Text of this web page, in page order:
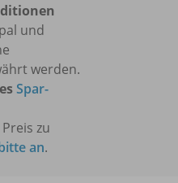
und
werden.
Spar-
zu
an.